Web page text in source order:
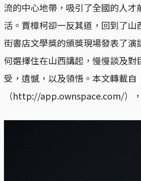
流的中心地帶，吸引了全國的人才
活。賈樟柯卻一反其道，回到了山
街書店文學獎的頒獎現場發表了演
何選擇住在山西講起，慢慢談及對
受，遺憾，以及領悟。本文轉載自
（http://app.ownspace.com/）